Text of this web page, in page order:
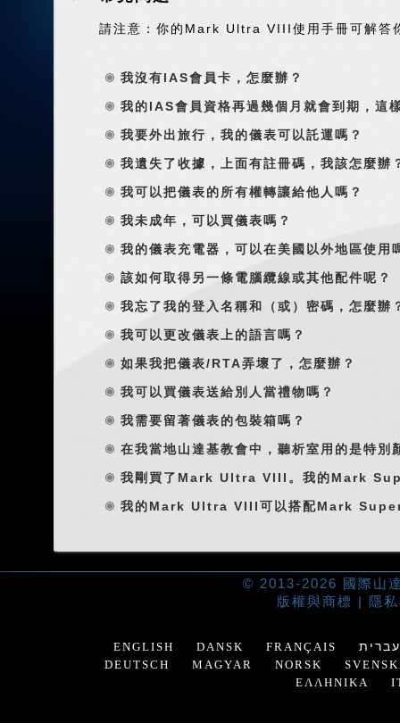
請注意：你的Mark Ultra VIII使用手冊可解答
我沒有IAS會員卡，怎麼辦？
我的IAS會員資格再過幾個月就會到期，這
我要外出旅行，我的儀表可以託運嗎？
我遺失了收據，上面有註冊碼，我該怎麼辦
我可以把儀表的所有權轉讓給他人嗎？
我未成年，可以買儀表嗎？
我的儀表充電器，可以在美國以外地區使用
該如何取得另一條電腦纜線或其他配件呢？
我忘了我的登入名稱和（或）密碼，怎麼辦
我可以更改儀表上的語言嗎？
如果我把儀表/RTA弄壞了，怎麼辦？
我可以買儀表送給別人當禮物嗎？
我需要留著儀表的包裝箱嗎？
在我當地山達基教會中，聽析室用的是特別
我剛買了Mark Ultra VIII。我的Mark
我的Mark Ultra VIII可以搭配Mark
© 2013-2026 國際山
版權與商標 | 隱
ENGLISH DANSK FRANÇAIS עברית
DEUTSCH MAGYAR NORSK
ΕΛΛΗΝΙΚΑ